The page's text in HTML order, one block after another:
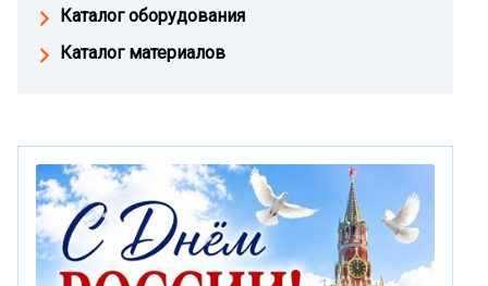
Каталог оборудования
Каталог материалов